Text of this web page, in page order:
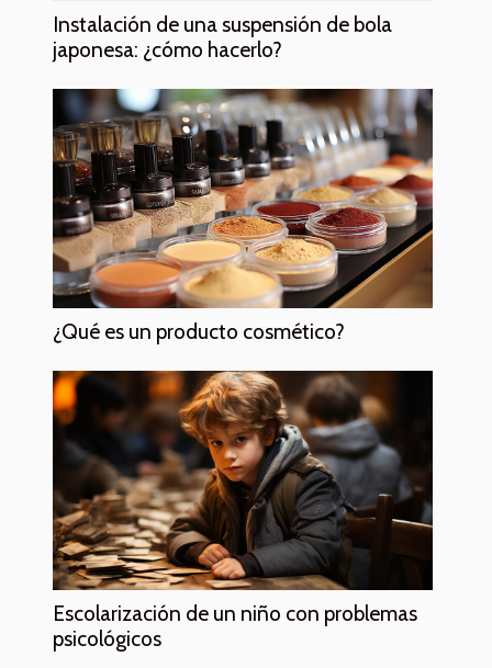
Instalación de una suspensión de bola
japonesa: ¿cómo hacerlo?
¿Qué es un producto cosmético?
Escolarización de un niño con problemas
psicológicos